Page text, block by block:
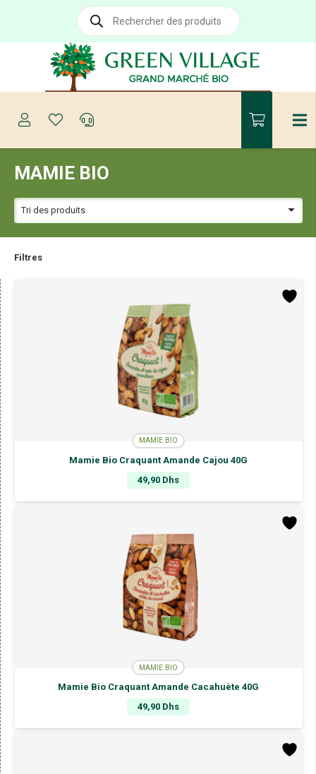
Recherche
produits
MAMIE BIO
Filtres
MAMIE BIO
Mamie Bio Craquant Amande Cajou 40G
49,90 Dhs
MAMIE BIO
Mamie Bio Craquant Amande Cacahuète 40G
49,90 Dhs